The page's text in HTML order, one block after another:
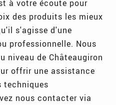
à votre écoute pour
des produits les mieux
s'agisse d'une
professionnelle. Nous
niveau de Châteaugiron
offrir une assistance
techniques
nous contacter via